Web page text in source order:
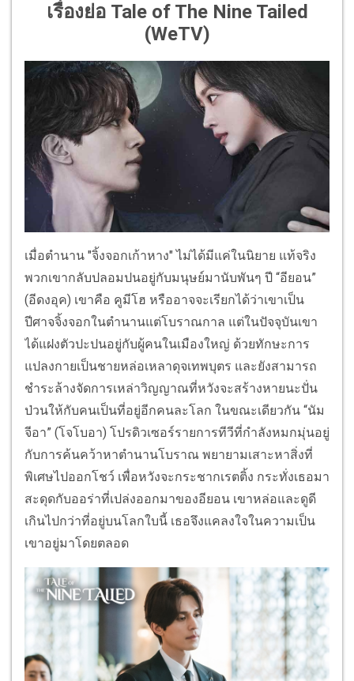
เรื่องย่อ Tale of The Nine Tailed
(WeTV)
เมื่อตำนาน "จิ้งจอกเก้าหาง" ไม่ได้มีแค่ในนิยาย แท้จริง
พวกเขากลับปลอมปนอยู่กับมนุษย์มานับพันๆ ปี “อียอน”
(อีดงอุค) เขาคือ คูมีโฮ หรืออาจจะเรียกได้ว่าเขาเป็น
ปีศาจจิ้งจอกในตำนานแต่โบราณกาล แต่ในปัจจุบันเขา
ได้แฝงตัวปะปนอยู่กับผู้คนในเมืองใหญ่ ด้วยทักษะการ
แปลงกายเป็นชายหล่อเหลาดุจเทพบุตร และยังสามารถ
ชำระล้างจัดการเหล่าวิญญาณที่หวังจะสร้างหายนะปั่น
ป่วนให้กับคนเป็นที่อยู่อีกคนละโลก ในขณะเดียวกัน “นัม
จีอา” (โจโบอา) โปรดิวเซอร์รายการทีวีที่กำลังหมกมุ่นอยู่
กับการค้นคว้าหาตำนานโบราณ พยายามเสาะหาสิ่งที่
พิเศษไปออกโชว์ เพื่อหวังจะกระชากเรตติ้ง กระทั่งเธอมา
สะดุดกับออร่าที่เปล่งออกมาของอียอน เขาหล่อและดูดี
เกินไปกว่าที่อยู่บนโลกใบนี้ เธอจึงแคลงใจในความเป็น
เขาอยู่มาโดยตลอด